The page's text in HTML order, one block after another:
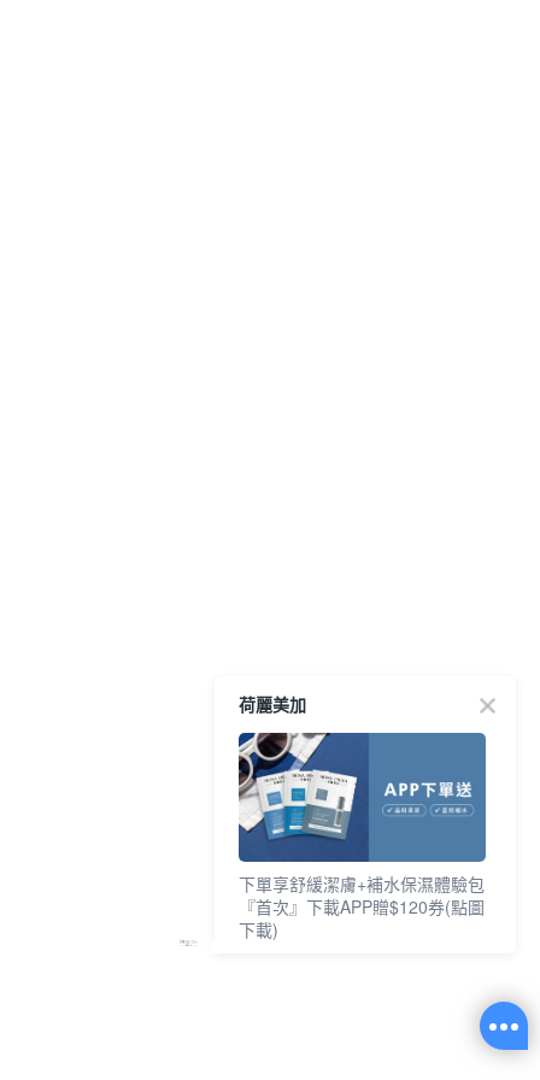
荷麗美加
下單享舒緩潔膚+補水保濕體驗包
『首次』下載APP贈$120券(點圖
下載)